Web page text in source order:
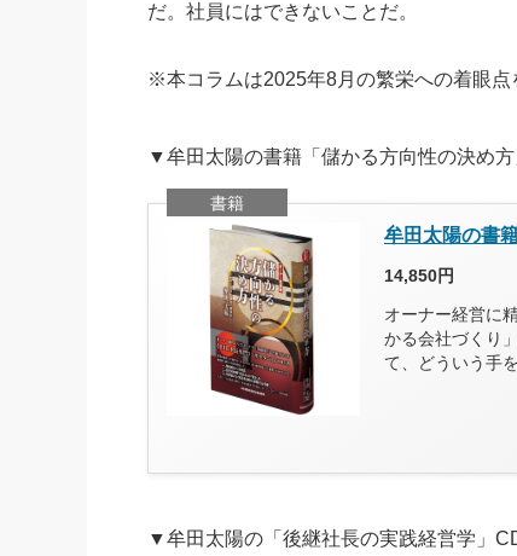
だ。社員にはできないことだ。
※本コラムは2025年8月の繁栄への着眼点
▼牟田太陽の書籍「儲かる方向性の決め方
書籍
牟田太陽の書
14,850円
オーナー経営に
かる会社づくり
て、どういう手
▼牟田太陽の「後継社長の実践経営学」